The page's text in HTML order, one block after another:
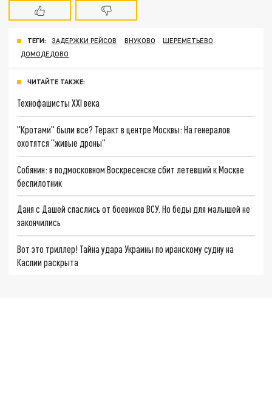
ТЕГИ: ЗАДЕРЖКИ РЕЙСОВ ВНУКОВО
ШЕРЕМЕТЬЕВО
ДОМОДЕДОВО
ЧИТАЙТЕ ТАКЖЕ:
Технофашисты XXI века
"Кротами" были все? Теракт в центре Москвы: На генералов
охотятся "живые дроны"
Собянин: в подмосковном Воскресенске сбит летевший к Москве
беспилотник
Даня с Дашей спаслись от боевиков ВСУ. Но беды для малышей не
закончились
Вот это триллер! Тайна удара Украины по иранскому судну на
Каспии раскрыта